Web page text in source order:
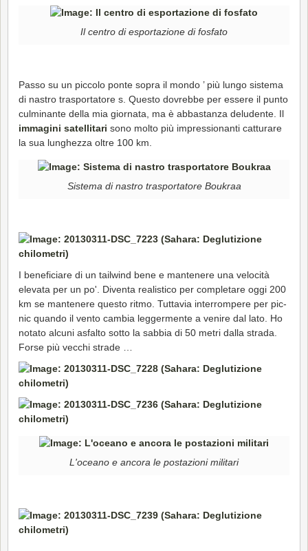
Il centro di esportazione di fosfato
Passo su un piccolo ponte sopra il mondo ’ più lungo sistema
di nastro trasportatore s. Questo dovrebbe per essere il punto
culminante della mia giornata, ma è abbastanza deludente. Il
immagini satellitari sono molto più impressionanti catturare
la sua lunghezza oltre 100 km.
Sistema di nastro trasportatore Boukraa
I beneficiare di un tailwind bene e mantenere una velocità
elevata per un po'. Diventa realistico per completare oggi 200
km se mantenere questo ritmo. Tuttavia interrompere per pic-
nic quando il vento cambia leggermente a venire dal lato. Ho
notato alcuni asfalto sotto la sabbia di 50 metri dalla strada.
Forse più vecchi strade …
L'oceano e ancora le postazioni militari